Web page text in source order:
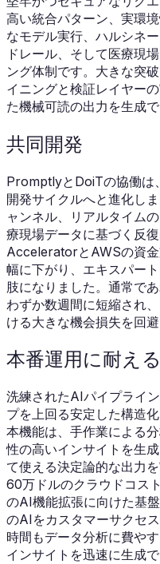
高い統合パターン、実環
なモデル実行、ハルシネ
ドレール、そして医療現
ング体制です。大きな突
イニングと検証レイヤー
た機械可読の出力を生成
共同開発
PromptlyとDoiTの協働は
開発サイクルへと進化し
ャンネル、リアルタイム
療現場データに基づく反
AcceleratorとAWSの資
幅に下がり、エキスパー
肢になりました。通常で
わずか数週間に短縮され
ける大きな機会損失を回避
本番運用に耐え
洗練されたAIパイプライ
プを上回る安定した構造
本機能は、手作業による
性の高いインサイトを生
て使える決定論的な出力
60万ドルのクラウドコス
のAI機能拡張に向けた基
のAIをカスタマーサクセ
時間もデータ分析に費や
インサイトを迅速に生成